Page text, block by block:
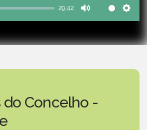
29:42
Mute
do Concelho -